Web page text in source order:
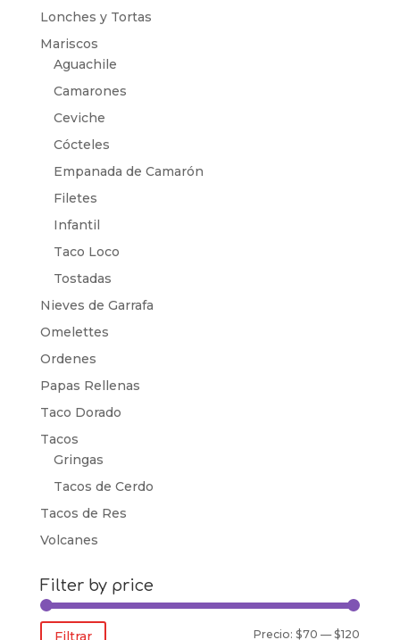
Lonches y Tortas
Mariscos
Aguachile
Camarones
Ceviche
Cócteles
Empanada de Camarón
Filetes
Infantil
Taco Loco
Tostadas
Nieves de Garrafa
Omelettes
Ordenes
Papas Rellenas
Taco Dorado
Tacos
Gringas
Tacos de Cerdo
Tacos de Res
Volcanes
Filter by price
Filtrar Precio:$70 —$120